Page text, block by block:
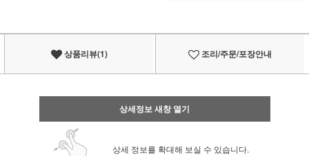
상품리뷰(1) 조리/주문/포장안내
상세정보 새창 열기
상세 정보를 확대해 보실 수 있습니다.